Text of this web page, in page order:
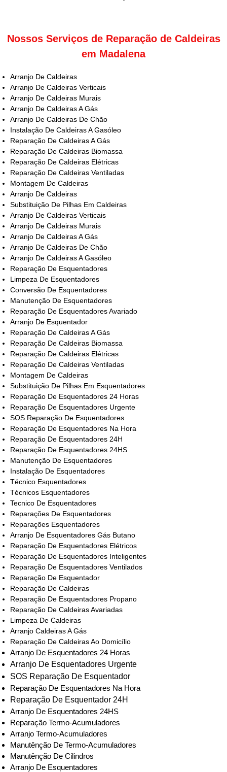
Nossos Serviços de Reparação de Caldeiras
em Madalena
Arranjo De Caldeiras
Arranjo De Caldeiras Verticais
Arranjo De Caldeiras Murais
Arranjo De Caldeiras A Gás
Arranjo De Caldeiras De Chão
Instalação De Caldeiras A Gasóleo
Reparação De Caldeiras A Gás
Reparação De Caldeiras Biomassa
Reparação De Caldeiras Elétricas
Reparação De Caldeiras Ventiladas
Montagem De Caldeiras
Arranjo De Caldeiras
Substituição De Pilhas Em Caldeiras
Arranjo De Caldeiras Verticais
Arranjo De Caldeiras Murais
Arranjo De Caldeiras A Gás
Arranjo De Caldeiras De Chão
Arranjo De Caldeiras A Gasóleo
Reparação De Esquentadores
Limpeza De Esquentadores
Conversão De Esquentadores
Manutenção De Esquentadores
Reparação De Esquentadores Avariado
Arranjo De Esquentador
Reparação De Caldeiras A Gás
Reparação De Caldeiras Biomassa
Reparação De Caldeiras Elétricas
Reparação De Caldeiras Ventiladas
Montagem De Caldeiras
Substituição De Pilhas Em Esquentadores
Reparação De Esquentadores 24 Horas
Reparação De Esquentadores Urgente
SOS Reparação De Esquentadores
Reparação De Esquentadores Na Hora
Reparação De Esquentadores 24H
Reparação De Esquentadores 24HS
Manutenção De Esquentadores
Instalação De Esquentadores
Técnico Esquentadores
Técnicos Esquentadores
Tecnico De Esquentadores
Reparações De Esquentadores
Reparações Esquentadores
Arranjo De Esquentadores Gás Butano
Reparação De Esquentadores Elétricos
Reparação De Esquentadores Inteligentes
Reparação De Esquentadores Ventilados
Reparação De Esquentador
Reparação De Caldeiras
Reparação De Esquentadores Propano
Reparação De Caldeiras Avariadas
Limpeza De Caldeiras
Arranjo Caldeiras A Gás
Reparação De Caldeiras Ao Domicílio
Arranjo De Esquentadores 24 Horas
Arranjo De Esquentadores Urgente
SOS Reparação De Esquentador
Reparação De Esquentadores Na Hora
Reparação De Esquentador 24H
Arranjo De Esquentadores 24HS
Reparação Termo-Acumuladores
Arranjo Termo-Acumuladores
Manutênção De Termo-Acumuladores
Manutênção De Cilindros
Arranjo De Esquentadores